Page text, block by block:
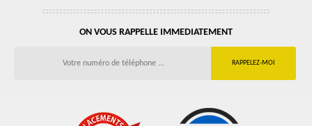
ON VOUS RAPPELLE IMMEDIATEMENT